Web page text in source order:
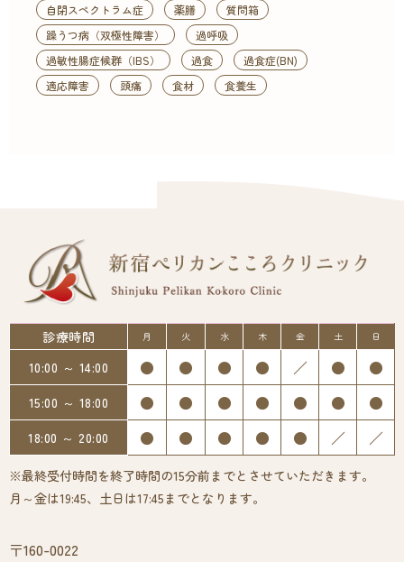
自閉スペクトラム症
薬膳
質問箱
躁うつ病（双極性障害）
過呼吸
過敏性腸症候群（IBS）
過食
過食症(BN)
適応障害
頭痛 食材 食養生
診療時間 月 火 水 木 金 土 日
10:00 ～ 14:00 ● ● ● ● ／ ● ●
15:00 ～ 18:00 ● ● ● ● ● ● ●
18:00 ～ 20:00 ● ● ● ● ● ／ ／
※最終受付時間を終了時間の15分前までとさせていただきます。
月～金は19:45、土日は17:45までとなります。
〒160-0022